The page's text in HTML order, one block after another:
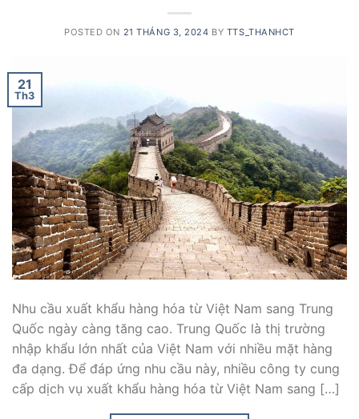
POSTED ON 21 THÁNG 3, 2024 BY TTS_THANHCT
21
Th3
Nhu cầu xuất khẩu hàng hóa từ Việt Nam sang Trung
Quốc ngày càng tăng cao. Trung Quốc là thị trường
nhập khẩu lớn nhất của Việt Nam với nhiều mặt hàng
đa dạng. Để đáp ứng nhu cầu này, nhiều công ty cung
cấp dịch vụ xuất khẩu hàng hóa từ Việt Nam sang […]